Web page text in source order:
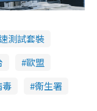
測試套裝
歐盟
毒 衞生署